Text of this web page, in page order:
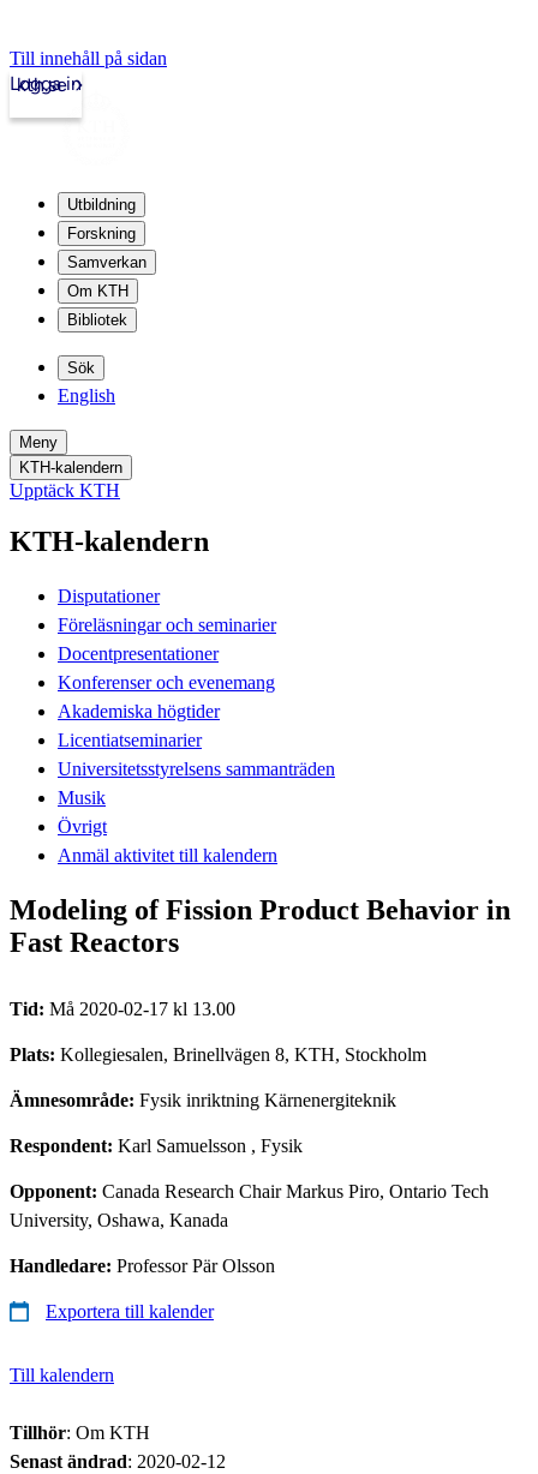
Till innehåll på sidan
kth.se
Logga in
Utbildning
Forskning
Samverkan
Om KTH
Bibliotek
Sök
English
Meny
KTH-kalendern
Upptäck KTH
KTH-kalendern
Disputationer
Föreläsningar och seminarier
Docentpresentationer
Konferenser och evenemang
Akademiska högtider
Licentiatseminarier
Universitetsstyrelsens sammanträden
Musik
Övrigt
Anmäl aktivitet till kalendern
Modeling of Fission Product Behavior in
Fast Reactors
Tid: Må 2020-02-17 kl 13.00
Plats: Kollegiesalen, Brinellvägen 8, KTH, Stockholm
Ämnesområde: Fysik inriktning Kärnenergiteknik
Respondent: Karl Samuelsson , Fysik
Opponent: Canada Research Chair Markus Piro, Ontario Tech
University, Oshawa, Kanada
Handledare: Professor Pär Olsson
Exportera till kalender
Till kalendern
Tillhör: Om KTH
Senast ändrad: 2020-02-12